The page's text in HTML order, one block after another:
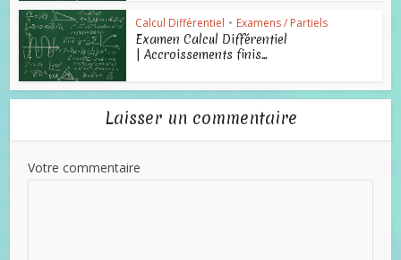
Calcul Différentiel • Examens / Partiels
Examen Calcul Différentiel
| Accroissements finis...
Laisser un commentaire
Votre commentaire